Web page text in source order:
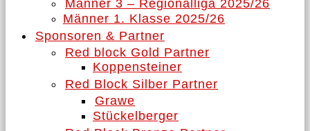
Männer 3 – Regionalliga 2025/26
Männer 1. Klasse 2025/26
Sponsoren & Partner
Red block Gold Partner
Koppensteiner
Red Block Silber Partner
Grawe
Stückelberger